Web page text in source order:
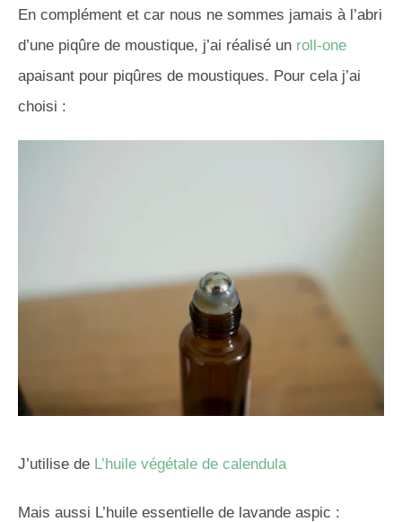
En complément et car nous ne sommes jamais à l’abri
d’une piqûre de moustique, j’ai réalisé un roll-one
apaisant pour piqûres de moustiques. Pour cela j’ai
choisi :
J’utilise de L’huile végétale de calendula
Mais aussi L’huile essentielle de lavande aspic :